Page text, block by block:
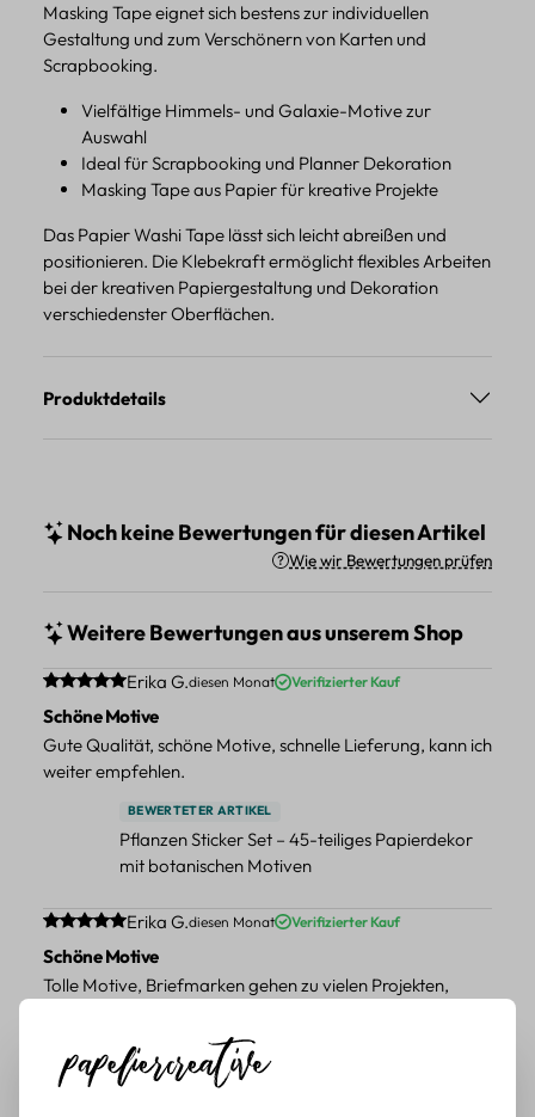
Masking Tape eignet sich bestens zur individuellen
Gestaltung und zum Verschönern von Karten und
Scrapbooking.
Vielfältige Himmels- und Galaxie-Motive zur
Auswahl
Ideal für Scrapbooking und Planner Dekoration
Masking Tape aus Papier für kreative Projekte
Das Papier Washi Tape lässt sich leicht abreißen und
positionieren. Die Klebekraft ermöglicht flexibles Arbeiten
bei der kreativen Papiergestaltung und Dekoration
verschiedenster Oberflächen.
Produktdetails
Noch keine Bewertungen für diesen Artikel
Wie wir Bewertungen prüfen
Weitere Bewertungen aus unserem Shop
Durchschnittliche Bewertung von 5 von 5 Sternen
Erika G.diesen Monat Verifizierter Kauf
Schöne Motive
Gute Qualität, schöne Motive, schnelle Lieferung, kann ich
weiter empfehlen.
BEWERTETER ARTIKEL
Pflanzen Sticker Set – 45-teiliges Papierdekor
mit botanischen Motiven
Durchschnittliche Bewertung von 5 von 5 Sternen
Erika G.diesen Monat Verifizierter Kauf
Schöne Motive
Tolle Motive, Briefmarken gehen zu vielen Projekten,
BEWERTETER ARTIKEL
Retro Briefmarken Sticker Set – 45 Papier-